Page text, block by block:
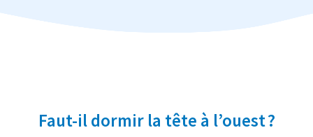
Faut-il dormir la tête à l’ouest ?